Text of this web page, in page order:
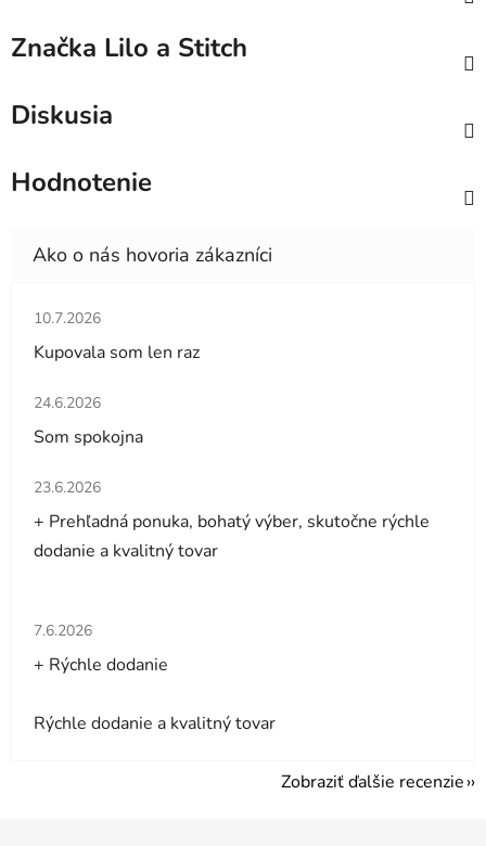
Značka Lilo a Stitch
Diskusia
Hodnotenie
Hodnotenie obchodu je 5 z 5 hviezdičiek.
10.7.2026
Kupovala som len raz
Hodnotenie obchodu je 5 z 5 hviezdičiek.
24.6.2026
Som spokojna
Hodnotenie obchodu je 5 z 5 hviezdičiek.
23.6.2026
+ Prehľadná ponuka, bohatý výber, skutočne rýchle
dodanie a kvalitný tovar
Hodnotenie obchodu je 5 z 5 hviezdičiek.
7.6.2026
+ Rýchle dodanie
Rýchle dodanie a kvalitný tovar
Zobraziť ďalšie recenzie